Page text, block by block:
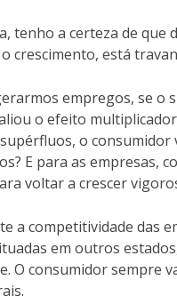
tenho a certeza de que
crescimento, está
empregos, se o
o efeito
o
E para as empresas,
voltar a crescer
a competitividade das
em outros
O consumidor sempre